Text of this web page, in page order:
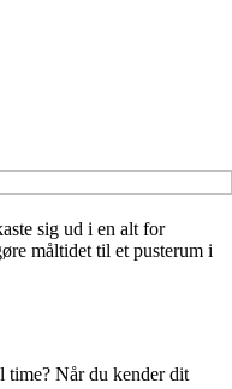
sig ud i en alt for
måltidet til et pusterum i
time? Når du kender dit